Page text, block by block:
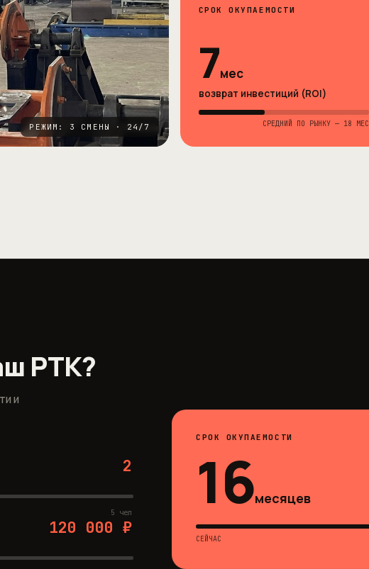
РЕЖИМ: 3 СМЕНЫ · 24/7
СРОК ОКУПАЕМОСТИ
7мес
возврат инвестиций (ROI)
СРЕДНИЙ ПО РЫНКУ — 18 МЕС
РТК?
и
2
5 чел
120 000 ₽
СРОК ОКУПАЕМОСТИ
16месяцев
СЕЙЧАС